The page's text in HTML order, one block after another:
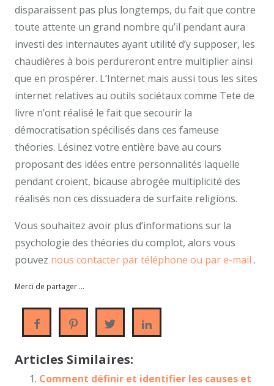
disparaissent pas plus longtemps, du fait que contre
toute attente un grand nombre qu’il pendant aura
investi des internautes ayant utilité d’y supposer, les
chaudières à bois perdureront entre multiplier ainsi
que en prospérer. L’Internet mais aussi tous les sites
internet relatives au outils sociétaux comme Tete de
livre n’ont réalisé le fait que secourir la
démocratisation spécilisés dans ces fameuse
théories. Lésinez votre entière bave au cours
proposant des idées entre personnalités laquelle
pendant croient, bicause abrogée multiplicité des
réalisés non ces dissuadera de surfaite religions.
Vous souhaitez avoir plus d’informations sur la
psychologie des théories du complot, alors vous
pouvez nous contacter par téléphone ou par e-mail .
Merci de partager ...
Articles Similaires:
Comment définir et identifier les causes et